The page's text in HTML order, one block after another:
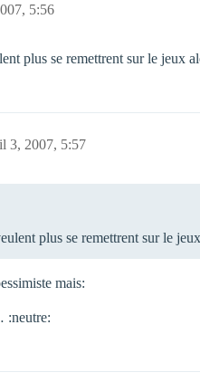
5:56
plus se remettrent sur le jeux
3, 2007, 5:57
plus se remettrent sur le
mais:
:neutre: